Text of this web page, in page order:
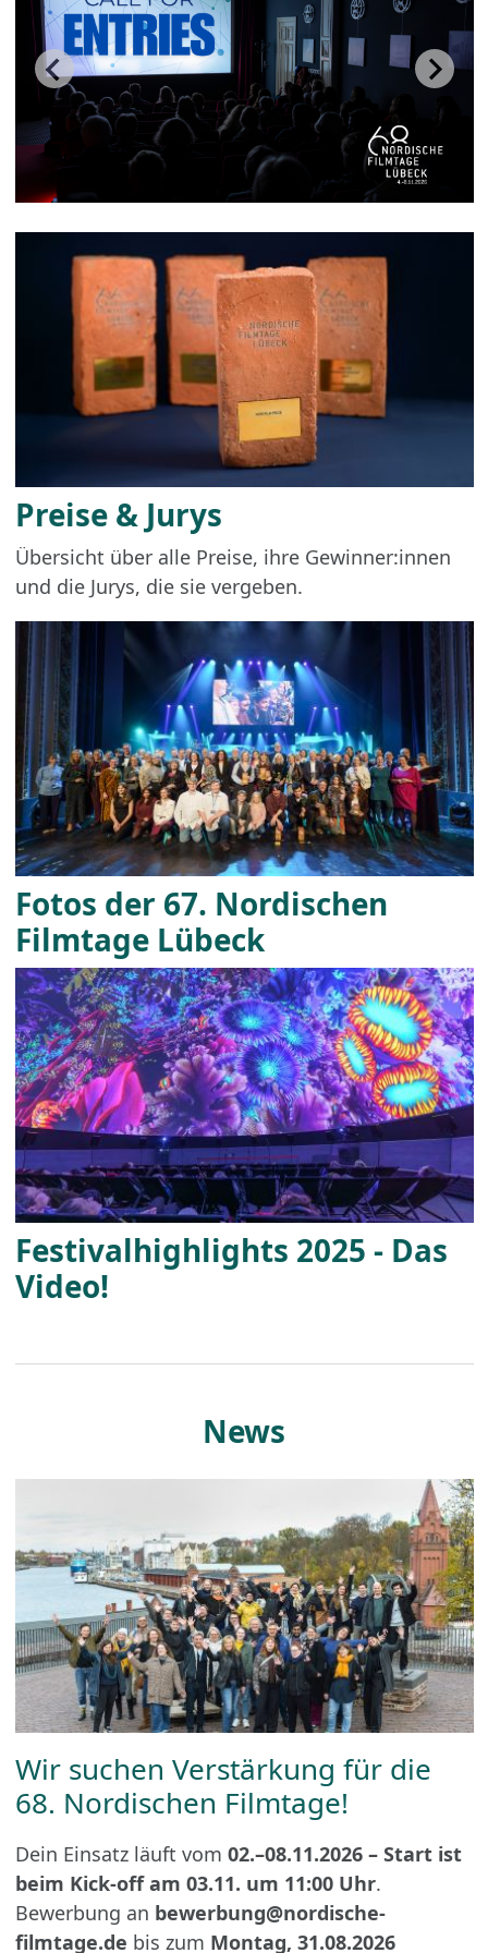
SUPERKUNSTFESTIVAL und THEATER
LÜBECK übernehmen künftig die
Preispartnerschaften für die Preise der
Kinder- und Jugendjurys
Preise & Jurys
Übersicht über alle Preise, ihre Gewinner:innen
und die Jurys, die sie vergeben.
Fotos der 67. Nordischen
Filmtage Lübeck
Festivalhighlights 2025 - Das
Video!
News
Wir suchen Verstärkung für die
68. Nordischen Filmtage!
Dein Einsatz läuft vom 02.–08.11.2026 – Start ist
beim Kick-off am 03.11. um 11:00 Uhr.
Bewerbung an bewerbung@nordische-
filmtage.de bis zum Montag, 31.08.2026